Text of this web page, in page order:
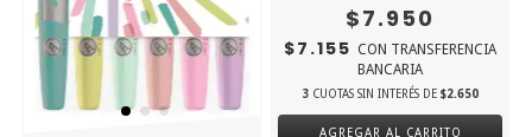
$7.950
$7.155 CON TRANSFERENCIA
BANCARIA
3 CUOTAS SIN INTERÉS DE $2.650